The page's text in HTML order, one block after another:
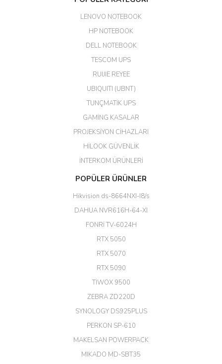
edildi. Teşekkür ederim.
GÜRKAN KETHÜDAOĞLU |
Her şey için teşekkür ederim çok
Erdal Cingöz | 07/02/2026
Başarılı. Bu vasıfta bir ürünü bu
kadar uygun fiyata bulabilmek
büyük şans. Güvenliticaret
(HIKVISION DS-3E0326P-E/M(B)
EROL ÇAKMAK | 26/12/2025
Diğer yorumları göster
LENOVO NOTEBOOK
HP NOTEBOOK
DELL NOTEBOOK
TESCOM UPS
RUIJIE REYEE
UBIQUITI (UBNT)
TUNÇMATİK UPS
GAMİNG KASALAR
PROJEKSİYON CİHAZLARI
HİLOOK GÜVENLİK
İNTERKOM ÜRÜNLERİ
POPÜLER ÜRÜNLER
Hikvision ds-8664NXI-I8/s
DAHUA NVR616H-64-XI
FONRİ TV-6024H
RTX 5050
RTX 5070
RTX 5090
TİWOX 9500
ZEBRA ZD220D
SYNOLOGY DS925PLUS
PERKON SP-610
MAKELSAN POWERPACK
MIKADO MD-SBT35